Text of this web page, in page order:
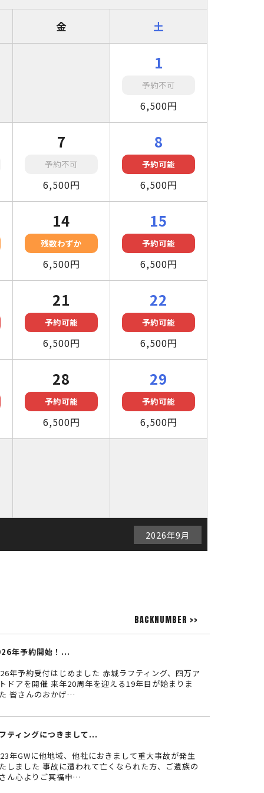
金 土
1
予約不可
6,500円
7
予約不可
6,500円
8
予約可能
6,500円
14
残数わずか
6,500円
15
予約可能
6,500円
21
予約可能
6,500円
22
予約可能
6,500円
28
予約可能
6,500円
29
予約可能
6,500円
2026年9月
BACKNUMBER >>
年予約開始！...
年予約受付はじめました 赤城ラフティング、四万ア
ドアを開催 来年20周年を迎える19年目が始まりま
皆さんのおかげ…
ティングにつきまして...
年GWに他地域、他社におきまして重大事故が発生
しました 事故に遭われて亡くなられた方、ご遺族の
ん心よりご冥福申…